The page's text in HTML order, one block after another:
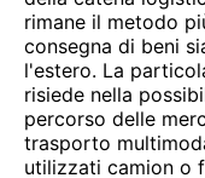
rimane il metodo
consegna di beni
l'estero. La
risiede nella
percorso delle
trasporto
utilizzati camion o